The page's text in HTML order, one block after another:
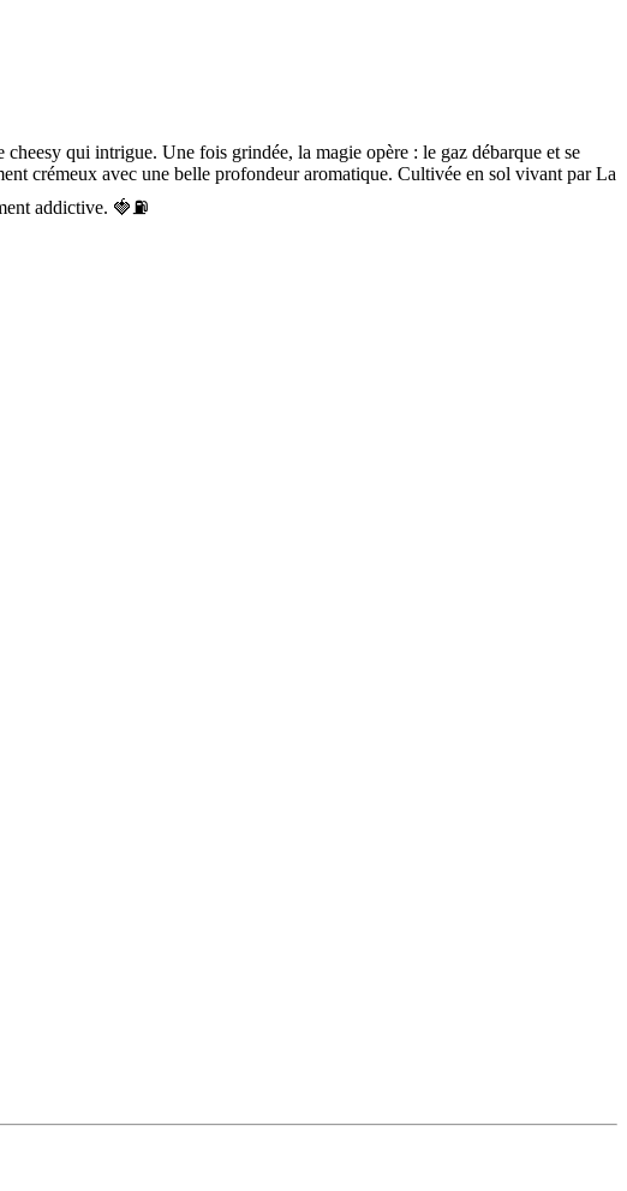
qui intrigue. Une fois grindée, la magie opère : le gaz débarque et se
crémeux avec une belle profondeur aromatique. Cultivée en sol vivant par La
addictive. 🍓⛽